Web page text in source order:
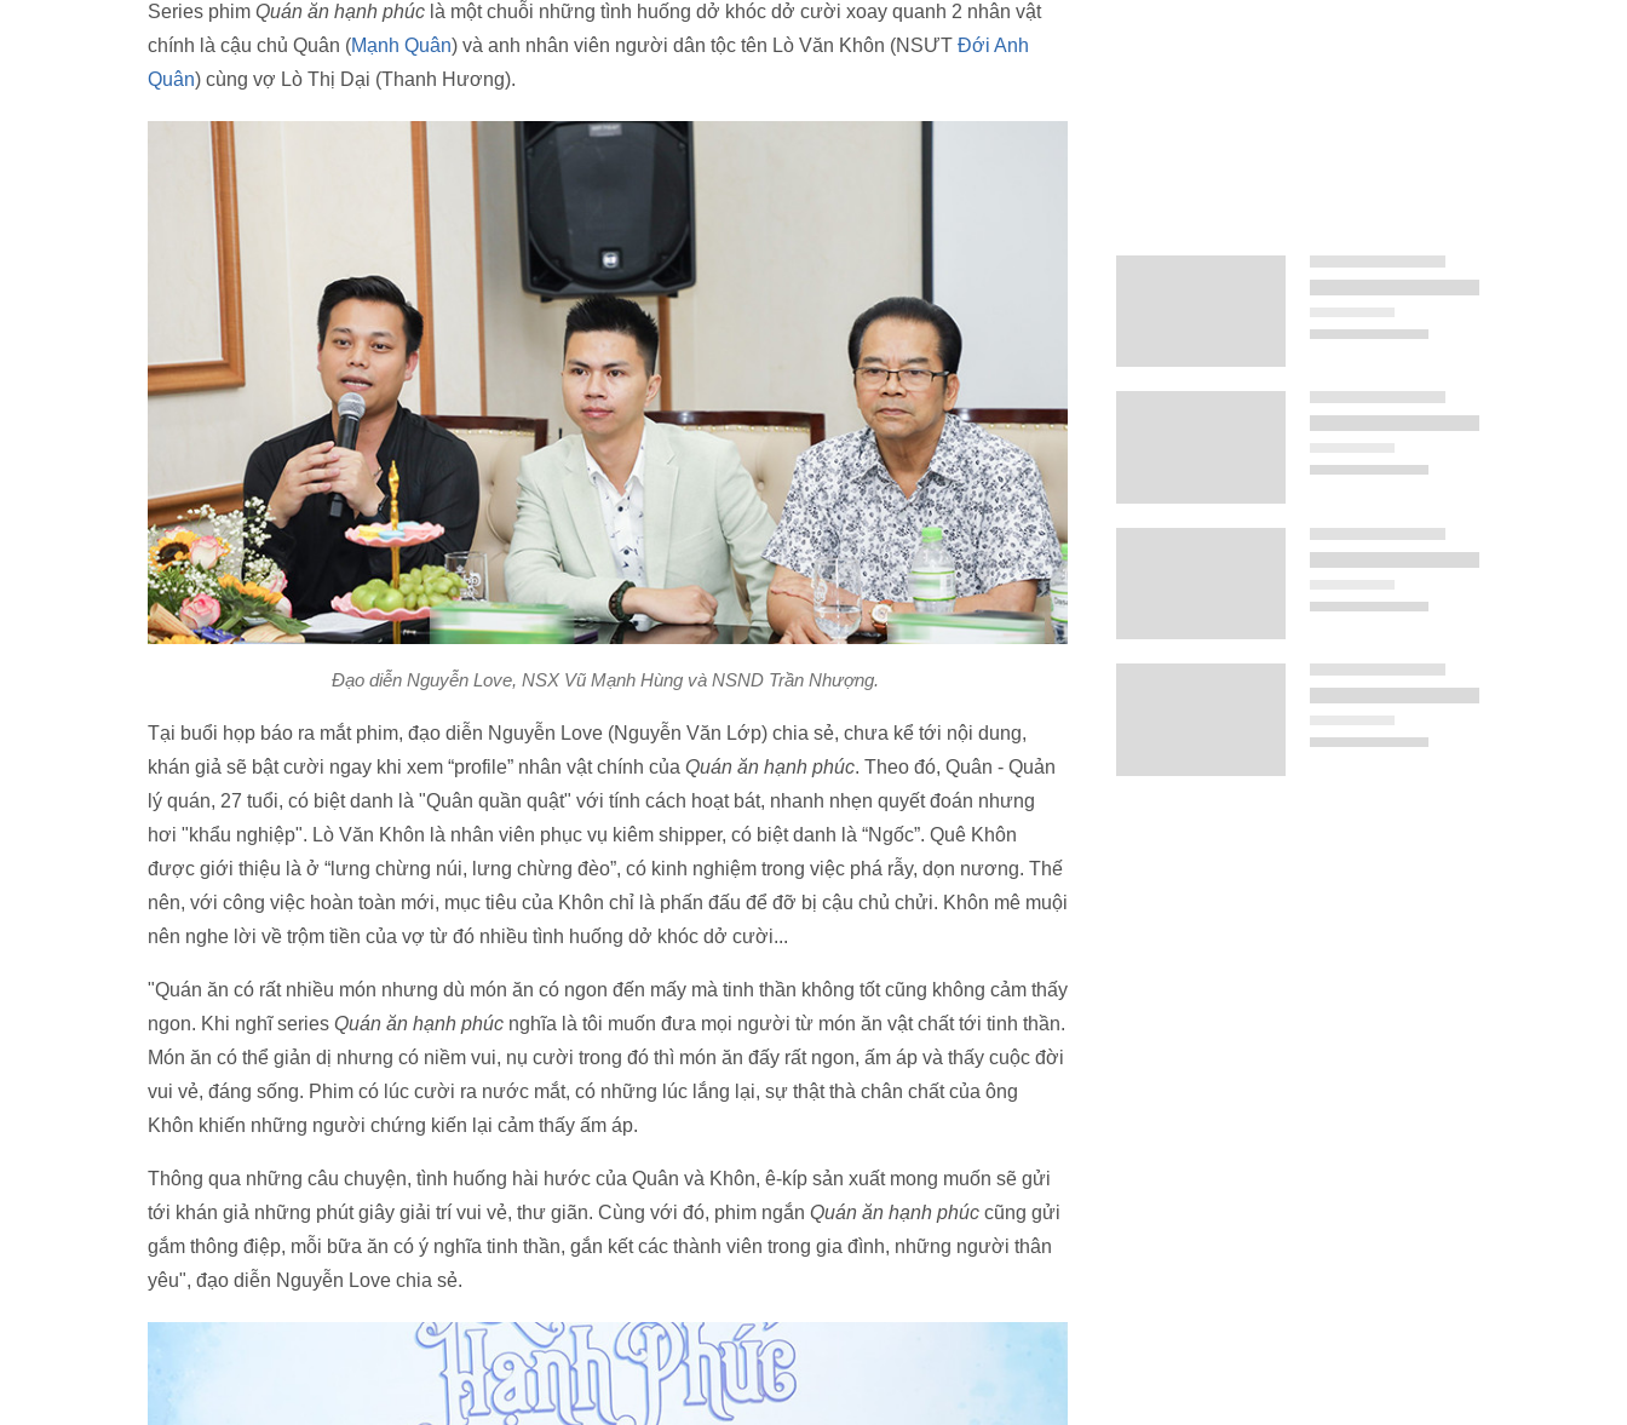
Series phim Quán ăn hạnh phúc là một chuỗi những tình huống dở khóc dở cười xoay quanh 2 nhân vật
chính là cậu chủ Quân (Mạnh Quân) và anh nhân viên người dân tộc tên Lò Văn Khôn (NSƯT Đới Anh
Quân) cùng vợ Lò Thị Dại (Thanh Hương).
Đạo diễn Nguyễn Love, NSX Vũ Mạnh Hùng và NSND Trần Nhượng.
Tại buổi họp báo ra mắt phim, đạo diễn Nguyễn Love (Nguyễn Văn Lớp) chia sẻ, chưa kể tới nội dung,
khán giả sẽ bật cười ngay khi xem “profile” nhân vật chính của Quán ăn hạnh phúc. Theo đó, Quân - Quản
lý quán, 27 tuổi, có biệt danh là "Quân quần quật" với tính cách hoạt bát, nhanh nhẹn quyết đoán nhưng
hơi "khẩu nghiệp". Lò Văn Khôn là nhân viên phục vụ kiêm shipper, có biệt danh là “Ngốc”. Quê Khôn
được giới thiệu là ở “lưng chừng núi, lưng chừng đèo”, có kinh nghiệm trong việc phá rẫy, dọn nương. Thế
nên, với công việc hoàn toàn mới, mục tiêu của Khôn chỉ là phấn đấu để đỡ bị cậu chủ chửi. Khôn mê muội
nên nghe lời về trộm tiền của vợ từ đó nhiều tình huống dở khóc dở cười...
"Quán ăn có rất nhiều món nhưng dù món ăn có ngon đến mấy mà tinh thần không tốt cũng không cảm thấy
ngon. Khi nghĩ series Quán ăn hạnh phúc nghĩa là tôi muốn đưa mọi người từ món ăn vật chất tới tinh thần.
Món ăn có thể giản dị nhưng có niềm vui, nụ cười trong đó thì món ăn đấy rất ngon, ấm áp và thấy cuộc đời
vui vẻ, đáng sống. Phim có lúc cười ra nước mắt, có những lúc lắng lại, sự thật thà chân chất của ông
Khôn khiến những người chứng kiến lại cảm thấy ấm áp.
Thông qua những câu chuyện, tình huống hài hước của Quân và Khôn, ê-kíp sản xuất mong muốn sẽ gửi
tới khán giả những phút giây giải trí vui vẻ, thư giãn. Cùng với đó, phim ngắn Quán ăn hạnh phúc cũng gửi
gắm thông điệp, mỗi bữa ăn có ý nghĩa tinh thần, gắn kết các thành viên trong gia đình, những người thân
yêu", đạo diễn Nguyễn Love chia sẻ.